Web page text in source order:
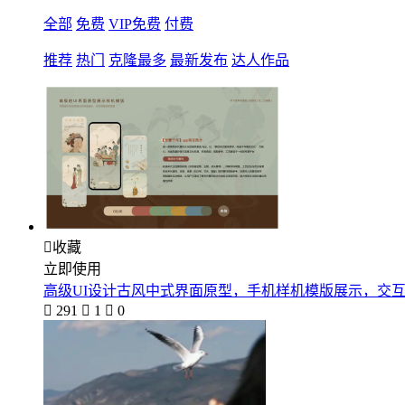
全部 免费 VIP免费 付费
推荐 热门 克隆最多 最新发布 达人作品
收藏
立即使用
高级UI设计古风中式界面原型，手机样机模版展示，交
 291  1  0